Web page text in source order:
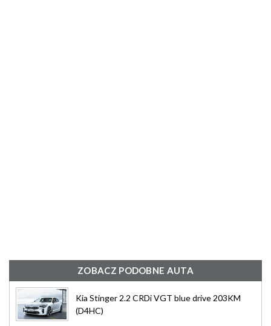
ZOBACZ PODOBNE AUTA
Kia Stinger 2.2 CRDi VGT blue drive 203KM
(D4HC)